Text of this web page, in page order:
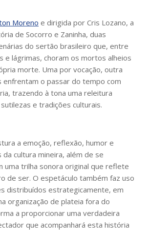
Moreno e dirigida por Cris Lozano, a
de Socorro e Zaninha, duas
do sertão brasileiro que, entre
e lágrimas, choram os mortos alheios
morte. Uma por vocação, outra
enfrentam o passar do tempo com
trazendo à tona uma releitura
e tradições culturais.
a emoção, reflexão, humor e
cultura mineira, além de se
uma trilha sonora original que reflete
de ser. O espetáculo também faz uso
distribuídos estrategicamente, em
organização de plateia fora do
a proporcionar uma verdadeira
que acompanhará esta história